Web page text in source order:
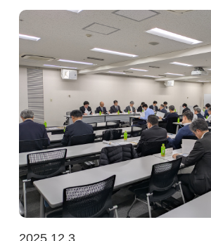
統計資料(過去分)
旧名古屋手形交換所統計資料
その他金融機関団体ページ
その他金融機関団体ページ
会議・セミナー等ご案内
サイトマップ
2025.12.3